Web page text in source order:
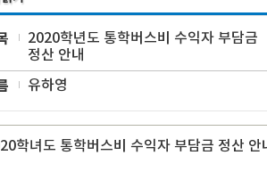
2020학년도 통학버스비 수익자 부담금
정산 안내
유하영
학녀도 통학버스비 수익자 부담금 정산 안